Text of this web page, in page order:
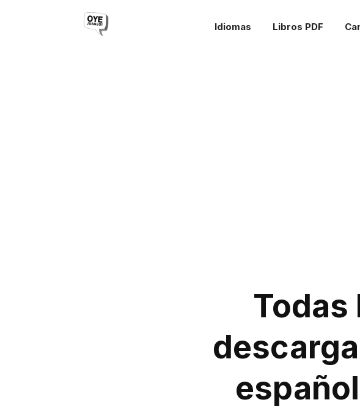
Idiomas Libros PDF
Todas